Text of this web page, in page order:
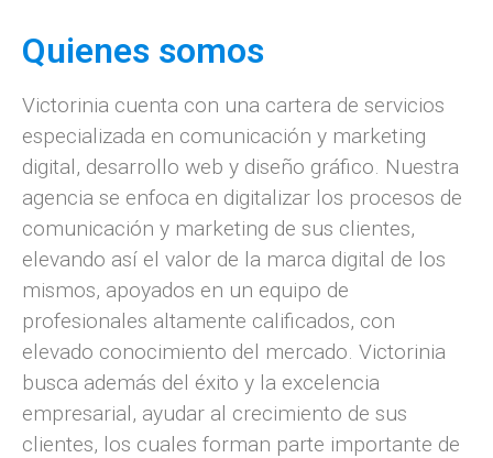
Quienes somos
Victorinia cuenta con una cartera de servicios
especializada en comunicación y marketing
digital, desarrollo web y diseño gráfico. Nuestra
agencia se enfoca en digitalizar los procesos de
comunicación y marketing de sus clientes,
elevando así el valor de la marca digital de los
mismos, apoyados en un equipo de
profesionales altamente calificados, con
elevado conocimiento del mercado. Victorinia
busca además del éxito y la excelencia
empresarial, ayudar al crecimiento de sus
clientes, los cuales forman parte importante de